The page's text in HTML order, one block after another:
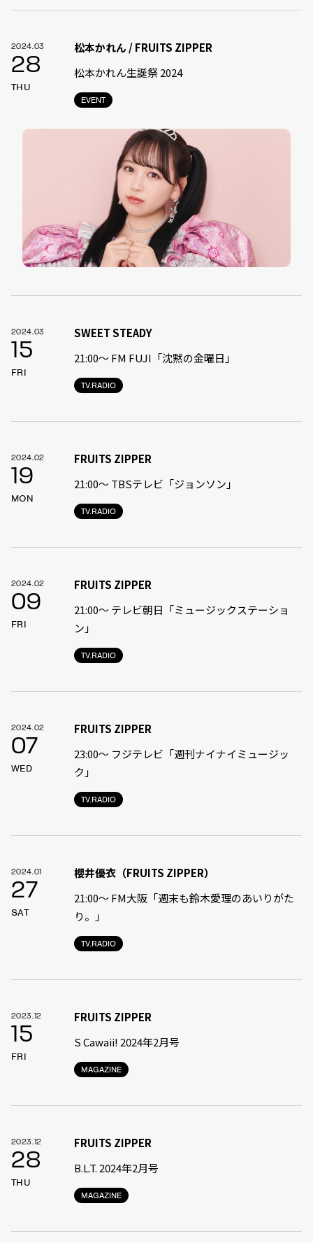
2024.03
28
THU
EVENT
松本かれん / FRUITS ZIPPER
松本かれん生誕祭 2024
2024.03
15
FRI
TV.RADIO
SWEET STEADY
21:00〜 FM FUJI「沈黙の金曜日」
2024.02
19
MON
TV.RADIO
FRUITS ZIPPER
21:00〜 TBSテレビ「ジョンソン」
2024.02
09
FRI
TV.RADIO
FRUITS ZIPPER
21:00〜 テレビ朝日「ミュージックステーショ
ン」
2024.02
07
WED
TV.RADIO
FRUITS ZIPPER
23:00〜 フジテレビ「週刊ナイナイミュージッ
ク」
2024.01
27
SAT
TV.RADIO
櫻井優衣（FRUITS ZIPPER）
21:00〜 FM大阪「週末も鈴木愛理のあいりがた
り。」
2023.12
15
FRI
MAGAZINE
FRUITS ZIPPER
S Cawaii! 2024年2月号
2023.12
28
THU
MAGAZINE
FRUITS ZIPPER
B.L.T. 2024年2月号